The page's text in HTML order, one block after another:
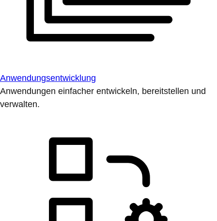
Anwendungsentwicklung
Anwendungen einfacher entwickeln, bereitstellen und
verwalten.